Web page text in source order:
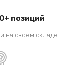
позиций
на своём складе